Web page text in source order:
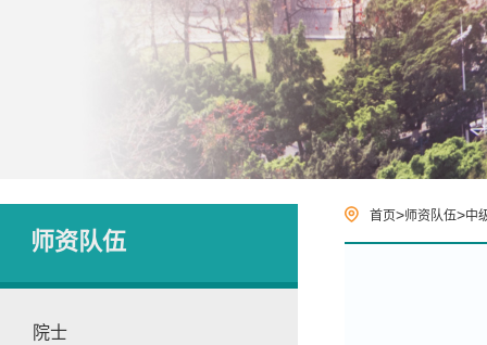
师资队伍
院士
首页>师资队伍>中